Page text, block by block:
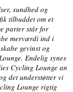
sundhed og
tilbuddet om et
parter står for
merværdi ind i
gevinst og
Endelig synes
Cycling Lounge an
det understøtter vi
Lounge rigtig